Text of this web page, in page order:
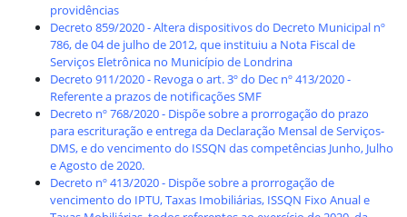
providências
Decreto 859/2020 - Altera dispositivos do Decreto Municipal nº
786, de 04 de julho de 2012, que instituiu a Nota Fiscal de
Serviços Eletrônica no Município de Londrina
Decreto 911/2020 - Revoga o art. 3º do Dec nº 413/2020 -
Referente a prazos de notificações SMF
Decreto nº 768/2020 - Dispõe sobre a prorrogação do prazo
para escrituração e entrega da Declaração Mensal de Serviços-
DMS, e do vencimento do ISSQN das competências Junho, Julho
e Agosto de 2020.
Decreto nº 413/2020 - Dispõe sobre a prorrogação de
vencimento do IPTU, Taxas Imobiliárias, ISSQN Fixo Anual e